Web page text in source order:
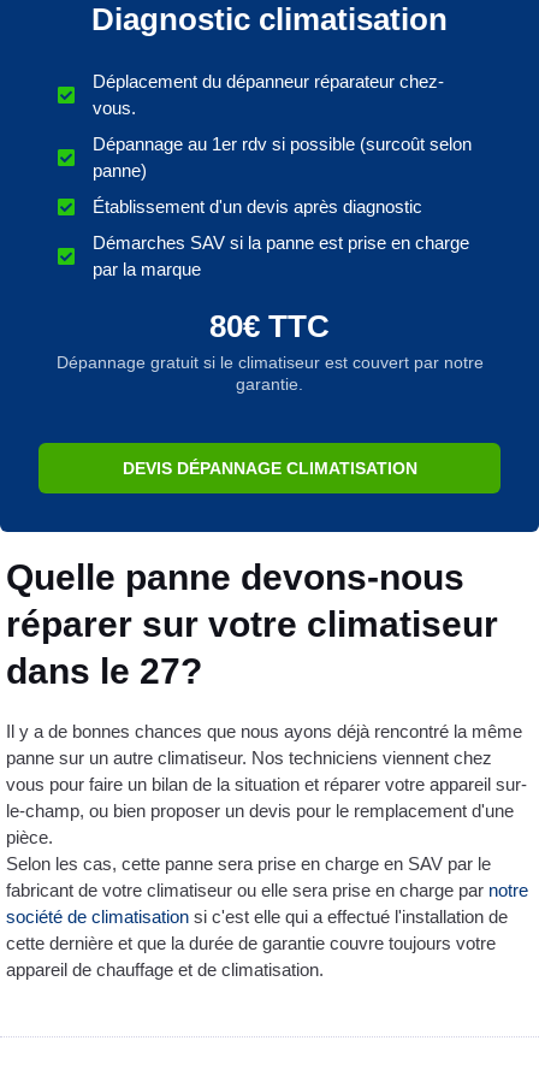
Quelle panne devons-nous
réparer sur votre climatiseur
dans le 27?
Il y a de bonnes chances que nous ayons déjà rencontré la même
panne sur un autre climatiseur. Nos techniciens viennent chez
vous pour faire un bilan de la situation et réparer votre appareil sur-
le-champ, ou bien proposer un devis pour le remplacement d'une
pièce.
Selon les cas, cette panne sera prise en charge en SAV par le
fabricant de votre climatiseur ou elle sera prise en charge par notre
société de climatisation si c'est elle qui a effectué l'installation de
cette dernière et que la durée de garantie couvre toujours votre
appareil de chauffage et de climatisation.
Diagnostic climatisation
Déplacement du dépanneur réparateur chez-
vous.
Dépannage au 1er rdv si possible (surcoût selon
panne)
Établissement d'un devis après diagnostic
Démarches SAV si la panne est prise en charge
par la marque
80€ TTC
Dépannage gratuit si le climatiseur est couvert par notre
garantie.
DEVIS DÉPANNAGE CLIMATISATION